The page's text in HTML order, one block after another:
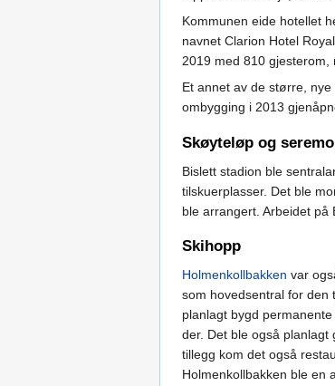
Kommunen eide hotellet
navnet Clarion Hotel
2019 med 810 gjesterom,
Et annet av de større,
ombygging i 2013
Skøyteløp og
Bislett stadion ble
tilskuerplasser. Det ble
ble arrangert. Arbeidet på
Skihopp
Holmenkollbakken var
som hovedsentral for den
planlagt bygd
der. Det ble også planlagt
tillegg kom det også
Holmenkollbakken ble en